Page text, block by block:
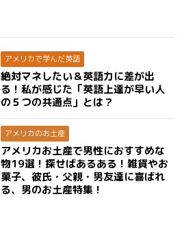
アメリカで学んだ英語
絶対マネしたい＆英語力に差が出
る！私が感じた「英語上達が早い人
の５つの共通点」とは？
アメリカのお土産
アメリカお土産で男性におすすめな
物19選！探せばあるある！雑貨やお
菓子、彼氏・父親・男友達に喜ばれ
る、男のお土産特集！